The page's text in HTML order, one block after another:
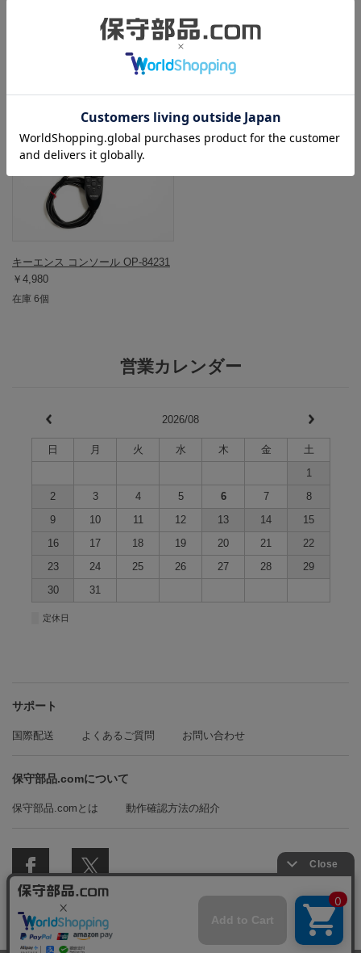
キーエンス コンソール OP-84231
￥4,980
在庫 6個
営業カレンダー
2026/08
日 月 火 水 木 金
土
1
2
3 4 5 6 7
8
9
10 11 12 13 14
15
16
17 18 19 20 21
22
23
24 25 26 27 28
29
30
31
定休日
サポート
国際配送 よくあるご質問 お問い合わせ
保守部品.comについて
保守部品.comとは 動作確認方法の紹介
© 2018 保守部品.com All Rights Reserved.